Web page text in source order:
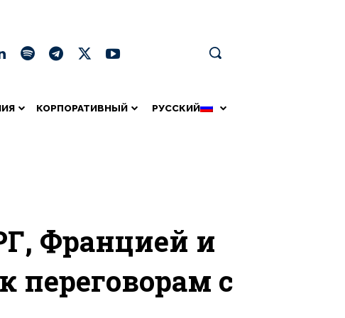
КОРПОРАТИВНЫЙ РУССКИЙ
Францией и
переговорам с